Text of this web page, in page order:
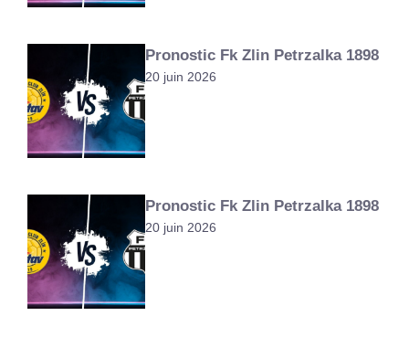
Pronostic Fk Zlin Petrzalka 1898
20 juin 2026
Pronostic Fk Zlin Petrzalka 1898
20 juin 2026